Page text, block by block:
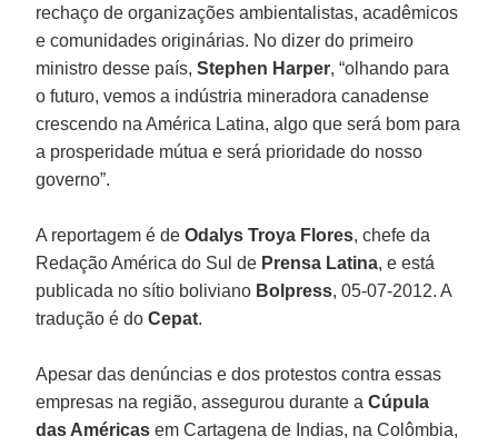
rechaço de organizações ambientalistas, acadêmicos
e comunidades originárias. No dizer do primeiro
ministro desse país,Stephen Harper, “olhando para
o futuro, vemos a indústria mineradora canadense
crescendo na América Latina, algo que será bom para
a prosperidade mútua e será prioridade do nosso
governo”.
A reportagem é deOdalys Troya Flores, chefe da
Redação América do Sul de Prensa Latina, e está
publicada no sítio boliviano Bolpress, 05-07-2012. A
tradução é doCepat.
Apesar das denúncias e dos protestos contra essas
empresas na região, assegurou durante aCúpula
das Américas em Cartagena de Indias, na Colômbia,